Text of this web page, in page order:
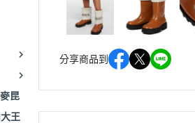
昆
王
分享商品到